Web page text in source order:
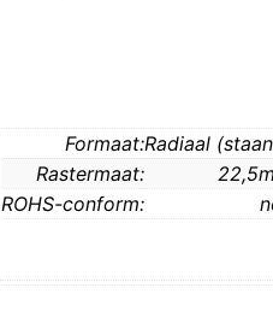
Formaat:Radiaal
Rastermaat:
ROHS-conform: